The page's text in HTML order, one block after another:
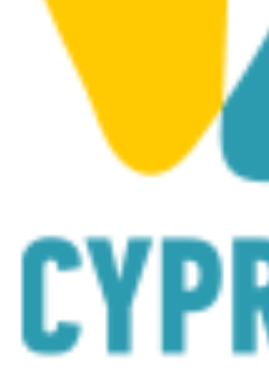
MUSAN (Museum of
Underwater Sculpture
Ayia Napa)
January 24, 2023 cconstantinou|
Leave a Comment
Pierwsze na świecie podwodne muzeum rzeźby MUSAN
łączy naturę i sztukę, oferując wyjątkowe wrażenia
nurkowe w Morskim Obszarze Chronionym Agia Napa
(MPA). Jego celem jest ponowne zdziczenie dna
morskiego w połączeniu ze sztuczną rafą powstałą wraz
nagradzanego rzeźbiarza, ekologa i profesjonalnego
fotografa podwodnego, Jasona deCaires Taylora.
Ponad 90 zanurzonych dzieł sztuki wykonanych z
materiałów o neutralnym pH zostało wystawionych na
różnych głębokościach; przemyślana konstrukcja
zarówno do nurkowania, jak i snorkelingu.
Stale ewoluujące instalacje rozwijają się organicznie, aby
przyciągać i zachęcać społeczności morskie,